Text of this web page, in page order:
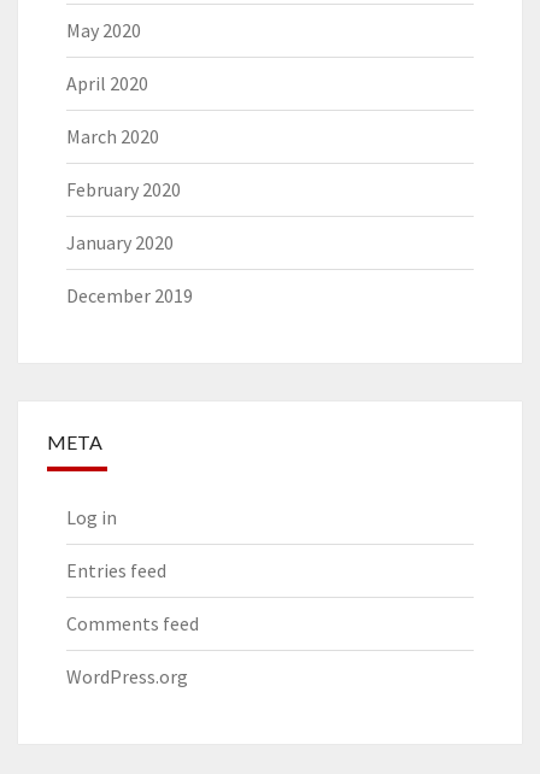
May 2020
April 2020
March 2020
February 2020
January 2020
December 2019
META
Log in
Entries feed
Comments feed
WordPress.org